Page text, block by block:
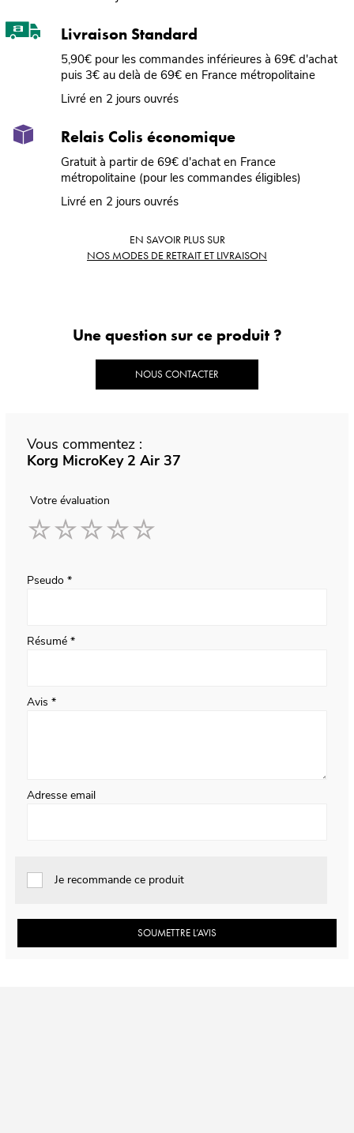
Livraison Standard
5,90€ pour les commandes inférieures à 69€ d'achat
puis 3€ au delà de 69€ en France métropolitaine
Livré en 2 jours ouvrés
Relais Colis économique
Gratuit à partir de 69€ d'achat en France
métropolitaine (pour les commandes éligibles)
Livré en 2 jours ouvrés
EN SAVOIR PLUS SUR
NOS MODES DE RETRAIT ET LIVRAISON
Une question sur ce produit ?
NOUS CONTACTER
Vous commentez :
Korg MicroKey 2 Air 37
Votre évaluation
Pseudo
Résumé
Avis
Adresse email
Je recommande ce produit
SOUMETTRE L’AVIS